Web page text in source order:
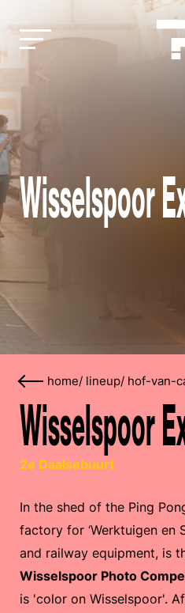
Wisselspoor
home/ lineup/ hof-van-
Wisselspoor
2e Daalsebuurt
In the shed of the Ping
factory for ‘Werktuigen en
and railway equipment, is
Wisselspoor Photo
is 'color on Wisselspoor'.